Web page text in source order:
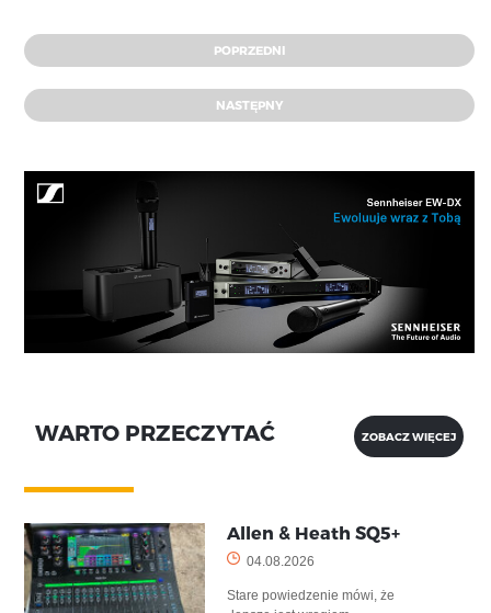
POPRZEDNI
NASTĘPNY
WARTO PRZECZYTAĆ ZOBACZ WIĘCEJ
Allen & Heath SQ5+
04.08.2026
Stare powiedzenie mówi, że